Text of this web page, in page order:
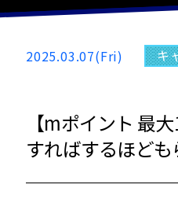
2025.03.07(Fri) キ
【mポイント 最
すればするほど